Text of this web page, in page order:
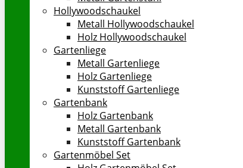
Hollywoodschaukel
Metall Hollywoodschaukel
Holz Hollywoodschaukel
Gartenliege
Metall Gartenliege
Holz Gartenliege
Kunststoff Gartenliege
Gartenbank
Holz Gartenbank
Metall Gartenbank
Kunststoff Gartenbank
Gartenmöbel Set